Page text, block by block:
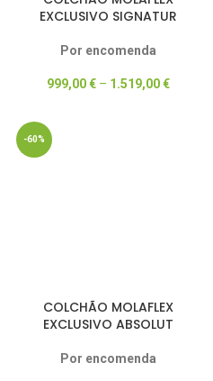
EXCLUSIVO SIGNATUR
Por encomenda
999,00€– 1.519,00€
-60%
COLCHÃO MOLAFLEX
EXCLUSIVO ABSOLUT
Por encomenda